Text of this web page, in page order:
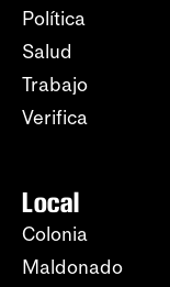
Política
Salud
Trabajo
Verifica
Local
Colonia
Maldonado